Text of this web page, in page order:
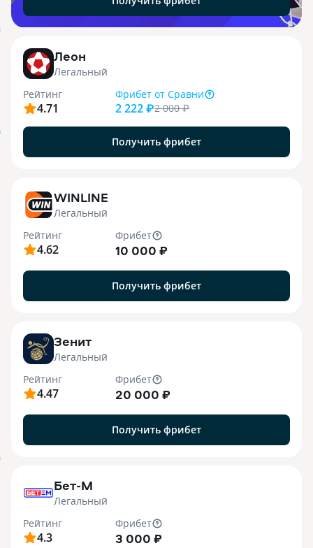
Леон
Легальный
Рейтинг
4.71
Фрибет от Сравни
2 222 ₽2 000₽
Получить фрибет
WINLINE
Легальный
Рейтинг
4.62
Фрибет
10 000 ₽
Получить фрибет
Зенит
Легальный
Рейтинг
4.47
Фрибет
20 000 ₽
Получить фрибет
Бет-М
Легальный
Рейтинг
4.3
Фрибет
3 000 ₽